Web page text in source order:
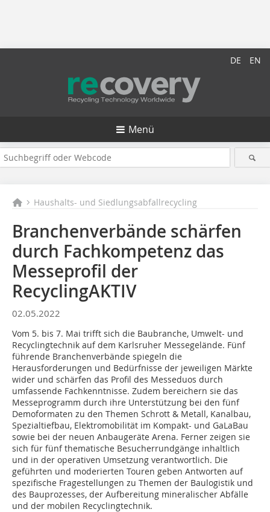
DE EN
Menü
Haushalts- und Siedlungsabfallrecycling
Branchenverbände schärfen
durch Fachkompetenz das
Messeprofil der
RecyclingAKTIV
02.05.2022
Vom 5. bis 7. Mai trifft sich die Baubranche, Umwelt- und
Recyclingtechnik auf dem Karlsruher Messegelände. Fünf
führende Branchenverbände spiegeln die
Herausforderungen und Bedürfnisse der jeweiligen Märkte
wider und schärfen das Profil des Messeduos durch
umfassende Fachkenntnisse. Zudem bereichern sie das
Messeprogramm durch ihre Unterstützung bei den fünf
Demoformaten zu den Themen Schrott & Metall, Kanalbau,
Spezialtiefbau, Elektromobilität im Kompakt- und GaLaBau
sowie bei der neuen Anbaugeräte Arena. Ferner zeigen sie
sich für fünf thematische Besucherrundgänge inhaltlich
und in der operativen Umsetzung verantwortlich. Die
geführten und moderierten Touren geben Antworten auf
spezifische Fragestellungen zu Themen der Baulogistik und
des Bauprozesses, der Aufbereitung mineralischer Abfälle
und der mobilen Recyclingtechnik.